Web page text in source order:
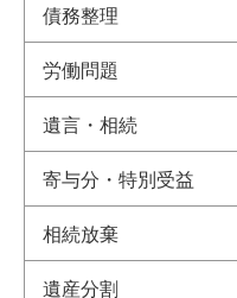
債務整理
労働問題
遺言・相続
寄与分・特別受益
相続放棄
遺産分割